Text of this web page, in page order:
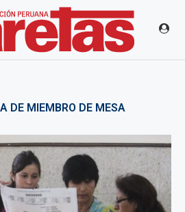
DE MIEMBRO DE MESA